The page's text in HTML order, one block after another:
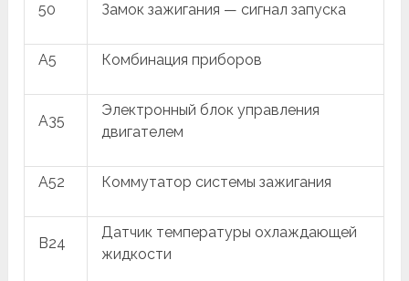
50 Замок зажигания — сигнал запуска
A5 Комбинация приборов
A35
Электронный блок управления
двигателем
A52 Коммутатор системы зажигания
B24
Датчик температуры охлаждающей
жидкости